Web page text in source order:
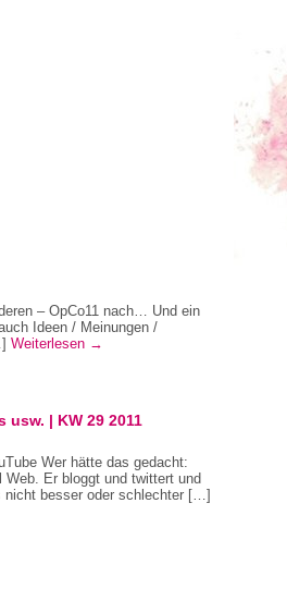
– OpCo11 nach… Und ein
Ideen / Meinungen /
Weiterlesen →
usw. | KW 29 2011
Wer hätte das gedacht:
Er bloggt und twittert und
besser oder schlechter […]